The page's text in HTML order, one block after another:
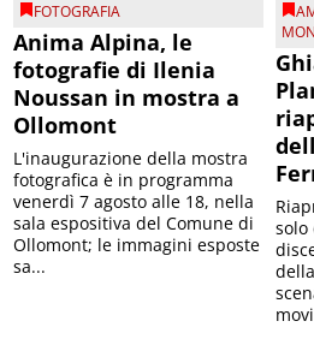
FOTOGRAFIA
Anima Alpina, le
fotografie di Ilenia
Noussan in mostra a
Ollomont
L'inaugurazione della mostra
fotografica è in programma
venerdì 7 agosto alle 18, nella
sala espositiva del Comune di
Ollomont; le immagini esposte
sa...
solo